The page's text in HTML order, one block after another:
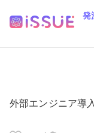
発
外部エンジニア導